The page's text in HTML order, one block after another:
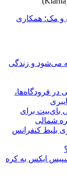
و مک؛ همکاری
می‌شود و زندگی
فرودگاه‌ها،
بای‌بیت برای
دریافت تخفیف ۴۰۰ دلاری بلیط کنفرانس
قطعه غیرفعال راکت فالکون ۹ اسپیس ایکس به کره